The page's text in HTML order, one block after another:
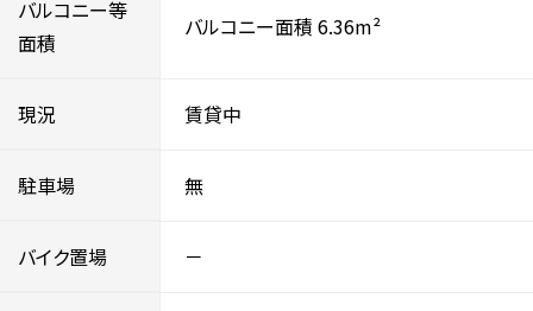
バルコニー等
面積
バルコニー面積 6.36m²
現況 賃貸中
駐車場 無
バイク置場 －